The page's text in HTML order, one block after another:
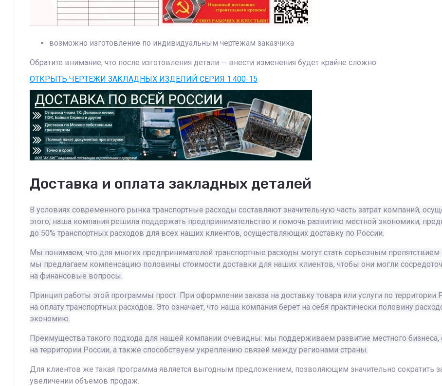
возможно изготовление по индивидуальным чертежам заказчика
Обратите внимание, что после изготовления детали — внести изменения будет крайне сложно.
ОТКРЫТЬ ЧЕРТЕЖИ ЗАКЛАДНЫХ ИЗДЕЛИЙ СЕРИЯ 1.400-15
Доставка и оплата закладных деталей
В условиях современного рынка транспортные расходы составляют значительную часть затрат компаний,
этого, наша компания решила поддержать предпринимательство и помочь развитию местной экономики,
до 50% транспортных расходов для всех наших клиентов, осуществляющих доставку по России.
Мы понимаем, что для многих предпринимателей транспортные расходы могут стать серьезным
мы предлагаем компенсацию половины стоимости доставки для наших клиентов, чтобы они могли
на финансовые вопросы.
Принцип работы этой программы прост. При оформлении заказа на доставку товара или услуги по территории
на оплату транспортных расходов. Это означает, что наша компания берет на себя практически половину
экономию.
Преимущества такого подхода для нашей компании очевидны: мы поддерживаем развитие местного бизнеса,
на территории России, а также способствуем укреплению связей между регионами страны.
Для клиентов же такая программа является выгодным предложением, позволяющим значительно сократить
увеличении объемов продаж.